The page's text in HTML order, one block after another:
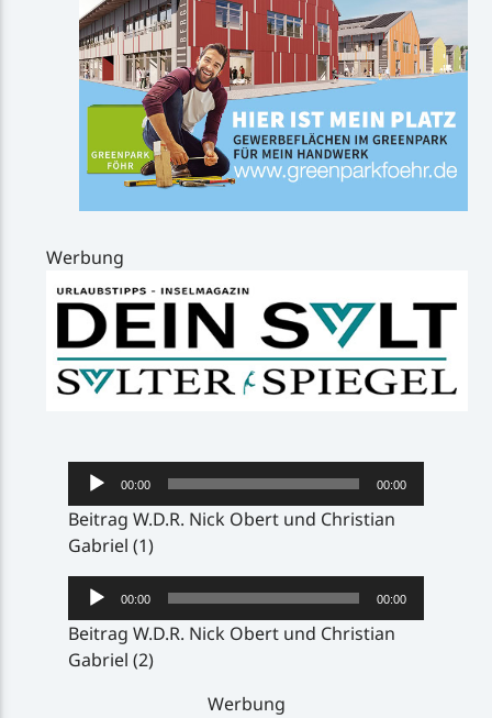
Werbung
Audio-
Player
00:00 00:00
Beitrag W.D.R. Nick Obert und Christian
Gabriel (1)
Audio-
Player
00:00 00:00
Beitrag W.D.R. Nick Obert und Christian
Gabriel (2)
Werbung